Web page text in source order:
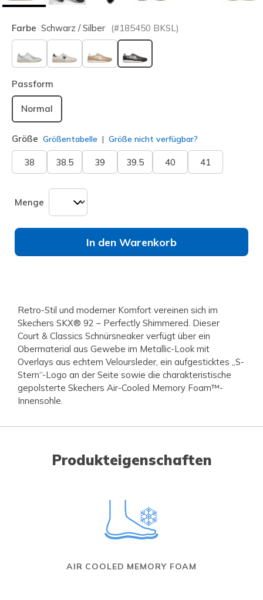
Farbe Schwarz / Silber (#185450 BKSL)
ausgewählt
Passform
Normal
Größe Größentabelle Größe nicht verfügbar?
38 38.5 39 39.5 40 41
Menge
In den Warenkorb
Retro-Stil und moderner Komfort vereinen sich im
Skechers SKX® 92 – Perfectly Shimmered. Dieser
Court & Classics Schnürsneaker verfügt über ein
Obermaterial aus Gewebe im Metallic-Look mit
Overlays aus echtem Veloursleder, ein aufgesticktes „S-
Stern“-Logo an der Seite sowie die charakteristische
gepolsterte Skechers Air-Cooled Memory Foam™-
Innensohle.
Produkteigenschaften
AIR COOLED MEMORY FOAM